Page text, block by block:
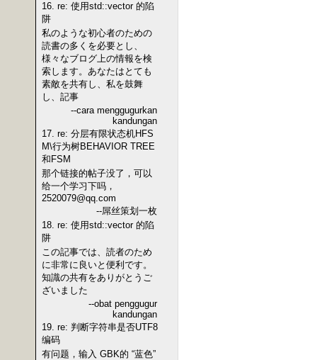
16. re: 使用std::vector 的陷
阱
私のような初心者のための
読書の多くを必要とし、
様々なブログ上の情報を検
索します。あなたはとても
素敵を共有し、私を鼓舞
し、記事
--cara menggugurkan
kandungan
17. re: 分层有限状态机HFS
M\行为树BEHAVIOR TREE
和FSM
那个链接的帖子没了，可以
给一个学习下吗，
2520079@qq.com
--屌丝策划一枚
18. re: 使用std::vector 的陷
阱
この記事では、読者のため
に非常に良いと便利です。
知識の共有をありがとうご
ざいました
--obat penggugur
kandungan
19. re: 判断字符串是否UTF8
编码
有问题，输入 GBK的 “蓝色”